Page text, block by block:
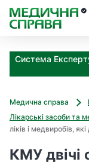
Система
Медична справа
Лікарські засоби та
ліків і медвиробів,
КМУ двічі
З
а
к
з
д
м
о